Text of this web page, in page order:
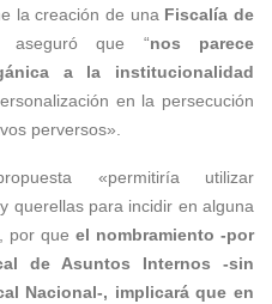
la creación de una Fiscalía de
aseguró que “nos parece
a la institucionalidad
en la persecución
perversos».
«permitiría utilizar
querellas para incidir en alguna
por que el nombramiento -por
de Asuntos Internos -sin
Nacional-, implicará que en